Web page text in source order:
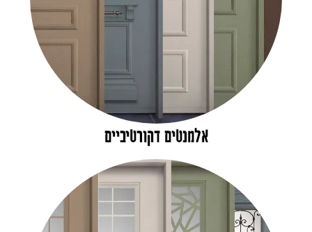
אלמנטים דקורטיביים